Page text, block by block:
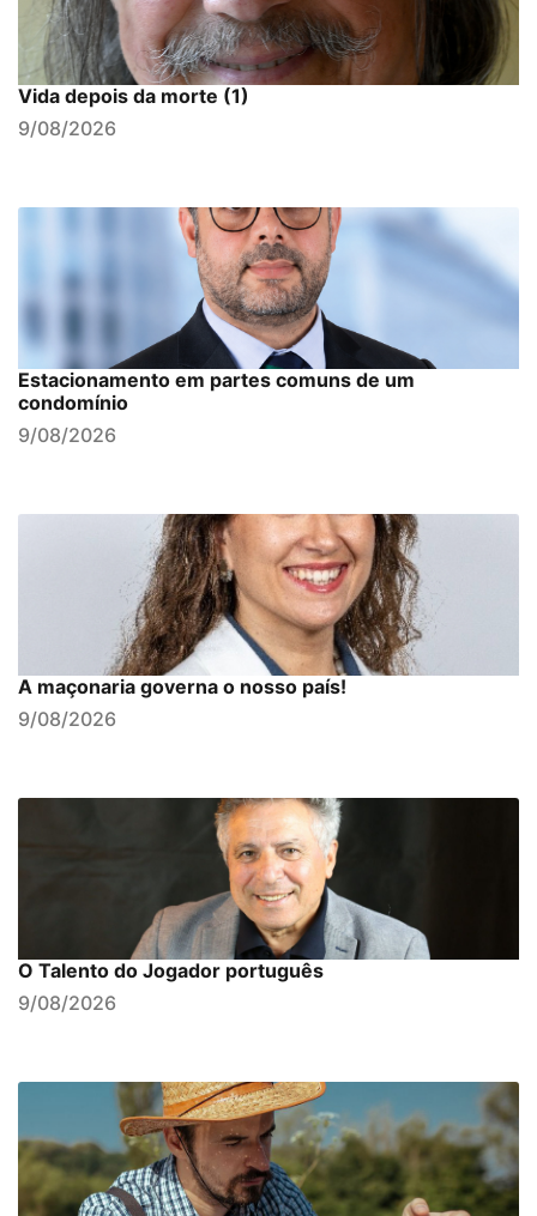
Vida depois da morte (1)
9/08/2026
Estacionamento em partes comuns de um
condomínio
9/08/2026
A maçonaria governa o nosso país!
9/08/2026
O Talento do Jogador português
9/08/2026